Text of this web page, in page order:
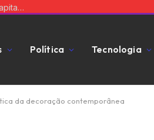
Equilibre risco e expansão: a chave para uma estrutura de capital que impulsiona seu negócio
Política Tecnologia
da decoração contemporânea